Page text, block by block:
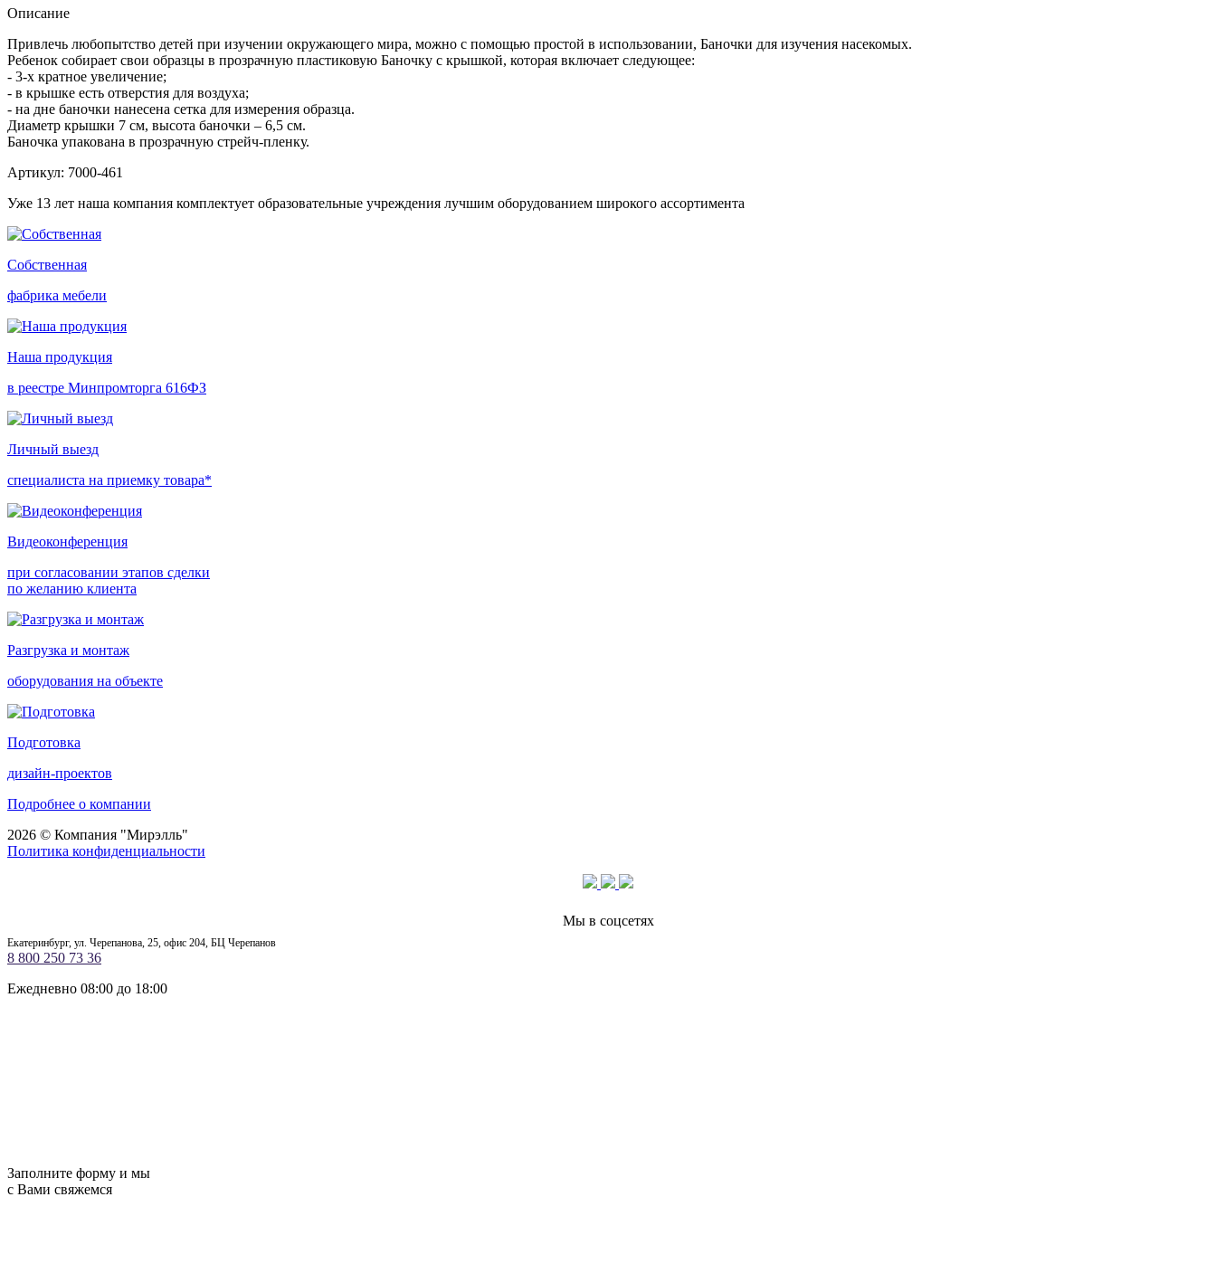
Описание
Привлечь любопытство детей при изучении окружающего мира, можно с помощью простой в использовании, Баночки для изучения насекомых.
Ребенок собирает свои образцы в прозрачную пластиковую Баночку с крышкой, которая включает следующее:
- 3-х кратное увеличение;
- в крышке есть отверстия для воздуха;
- на дне баночки нанесена сетка для измерения образца.
Диаметр крышки 7 см, высота баночки – 6,5 см.
Баночка упакована в прозрачную стрейч-пленку.
Артикул: 7000-461
Уже 13 лет наша компания комплектует образовательные учреждения лучшим оборудованием широкого ассортимента
Собственная
фабрика мебели
Наша продукция
в реестре Минпромторга 616ФЗ
Личный выезд
специалиста на приемку товара*
Видеоконференция
при согласовании этапов сделки
по желанию клиента
Разгрузка и монтаж
оборудования на объекте
Подготовка
дизайн-проектов
Подробнее о компании
2026 © Компания "Мирэлль"
Политика конфиденциальности
Мы в соцсетях
Екатеринбург, ул. Черепанова, 25, офис 204, БЦ Черепанов
8 800 250 73 36
Ежедневно 08:00 до 18:00
Заполните форму и мы
с Вами свяжемся